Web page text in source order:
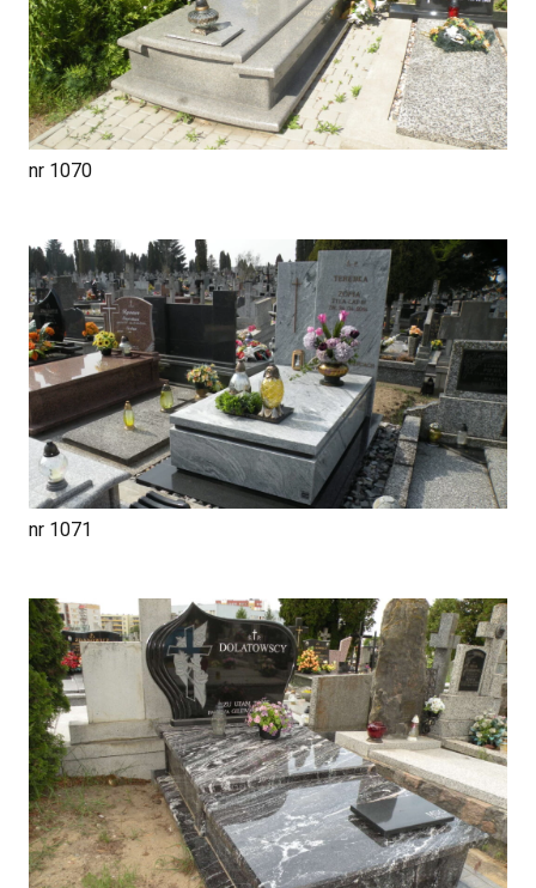
nr 1070
nr 1071